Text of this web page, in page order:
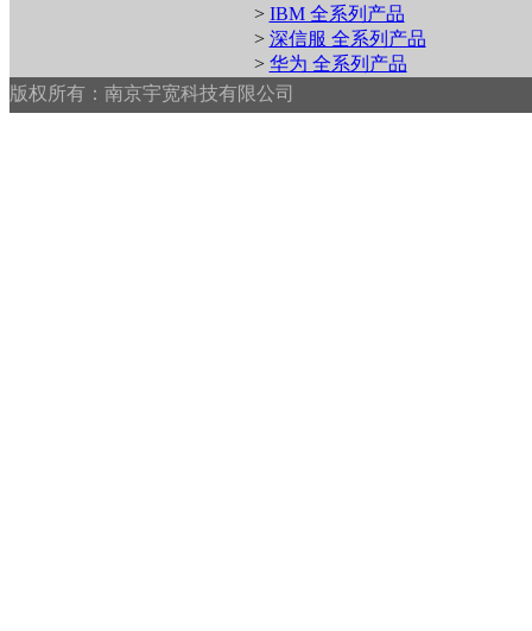
> IBM 全系列产品
> 深信服 全系列产品
> 华为 全系列产品
版权所有：南京宇宽科技有限公司